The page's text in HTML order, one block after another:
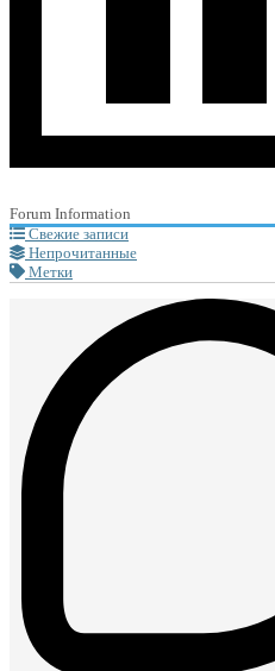
Forum Information
Свежие записи
Непрочитанные
Метки